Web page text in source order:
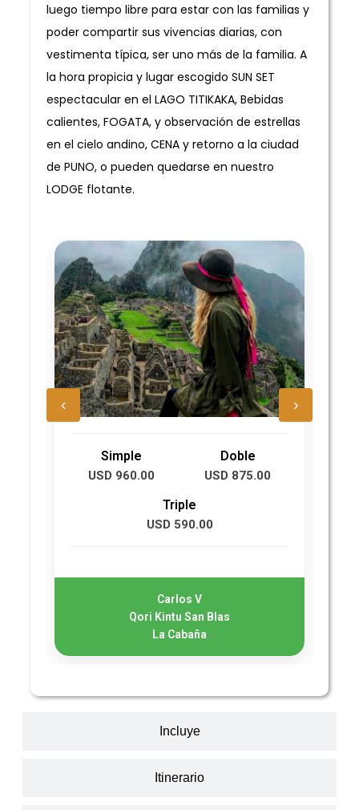
Incluye
Itinerario
luego tiempo libre para estar con las familias y
poder compartir sus vivencias diarias, con
vestimenta típica, ser uno más de la familia. A
la hora propicia y lugar escogido SUN SET
espectacular en el LAGO TITIKAKA, Bebidas
calientes, FOGATA, y observación de estrellas
en el cielo andino, CENA y retorno a la ciudad
de PUNO, o pueden quedarse en nuestro
LODGE flotante.
‹
Simple
USD 960.00
Doble
USD 875.00
Triple
USD 590.00
Carlos V
Qori Kintu San Blas
La Cabaña
›